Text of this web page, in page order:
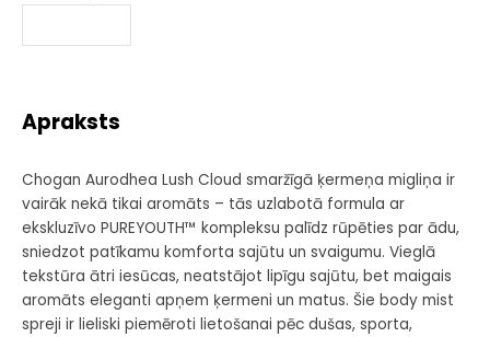
Apraksts
Chogan Aurodhea Lush Cloud smaržīgā ķermeņa migliņa ir
vairāk nekā tikai aromāts – tās uzlabotā formula ar
ekskluzīvo PUREYOUTH™ kompleksu palīdz rūpēties par ādu,
sniedzot patīkamu komforta sajūtu un svaigumu. Vieglā
tekstūra ātri iesūcas, neatstājot lipīgu sajūtu, bet maigais
aromāts eleganti apņem ķermeni un matus. Šie body mist
spreji ir lieliski piemēroti lietošanai pēc dušas, sporta,